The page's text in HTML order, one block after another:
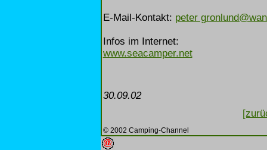
E-Mail-Kontakt: peter
Infos im Internet:
www.seacamper.net
30.09.02
© 2002 Camping-Channel